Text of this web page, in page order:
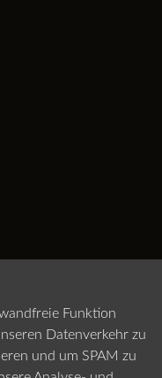
Funktion
Datenverkehr zu
und um SPAM zu